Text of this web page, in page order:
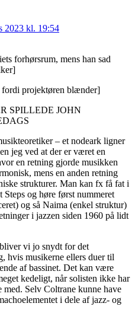
2023 kl. 19:54
forhørsrum, mens han sad
projektøren blænder]
SPILLEDE JOHN
– et nodeark ligner
jeg ved at der er været en
en retning gjorde musikken
mens en anden retning
strukturer. Man kan fx få fat i
og høre først nummeret
og så Naima (enkel struktur)
i jazzen siden 1960 på lidt
vi jo snydt for det
hvis musikerne ellers duer til
af bassinet. Det kan være
kedeligt, når solisten ikke har
med. Selv Coltrane kunne have
i dele af jazz- og